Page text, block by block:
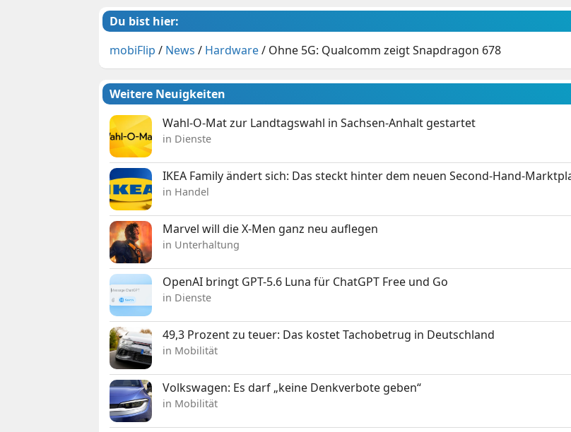
Du bist hier:
mobiFlip / News / Hardware/ Ohne 5G: Qualcomm zeigt Snapdragon 678
Weitere Neuigkeiten
Wahl-O-Mat zur Landtagswahl in Sachsen-Anhalt gestartet
in Dienste
IKEA Family ändert sich: Das steckt hinter dem neuen Second-Hand-
in Handel
Marvel will die X-Men ganz neu auflegen
in Unterhaltung
OpenAI bringt GPT-5.6 Luna für ChatGPT Free und Go
in Dienste
49,3 Prozent zu teuer: Das kostet Tachobetrug in Deutschland
in Mobilität
Volkswagen: Es darf „keine Denkverbote geben“
in Mobilität